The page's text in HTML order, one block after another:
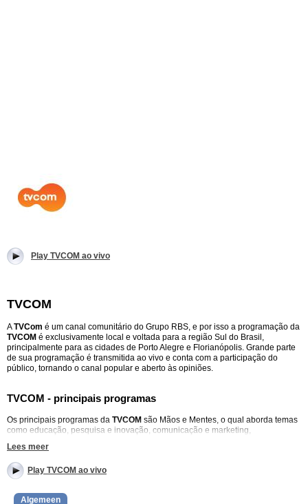
Play TVCOM ao vivo
TVCOM
ATVCom é um canal comunitário do Grupo RBS, e por isso a programação da
TVCOM é exclusivamente local e voltada para a região Sul do Brasil,
principalmente para as cidades de Porto Alegre e Florianópolis. Grande parte
de sua programação é transmitida ao vivo e conta com a participação do
público, tornando o canal popular e aberto às opiniões.
TVCOM - principais programas
Os principais programas da TVCOM são Mãos e Mentes, o qual aborda temas
como educação, pesquisa e inovação, comunicação e marketing,
Estado, o Porto da Copa, onde você acompanha os preparativos das
principais cidades gaúchas à espera da Copa do Mundo de 2014; TV Com 20
HS, jornal com assuntos relevantes da região e do país e o Anonymus
Gourmet, programa culinário descontraído. TVCOM ao vivo (parte da
programação) – TVCOM por demanda.
Lees meer
Play TVCOM ao vivo
Algemeen